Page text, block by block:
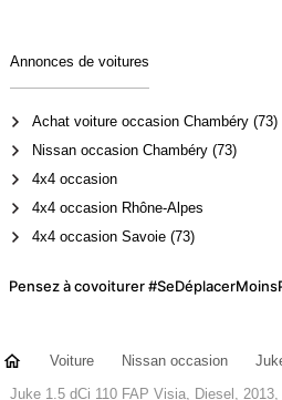
Annonces de voitures
Achat voiture occasion Chambéry (73)
Nissan occasion Chambéry (73)
4x4 occasion
4x4 occasion Rhône-Alpes
4x4 occasion Savoie (73)
Pensez à covoiturer
Voiture Nissan occasion
Juke 1.5 dCi 110 FAP Visia, Diesel, 2013,